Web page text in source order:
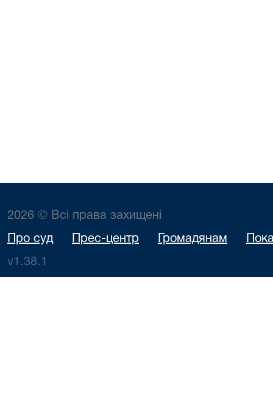
2026 © Всі права захищені
Про суд Прес-центр Громадянам
v1.38.1